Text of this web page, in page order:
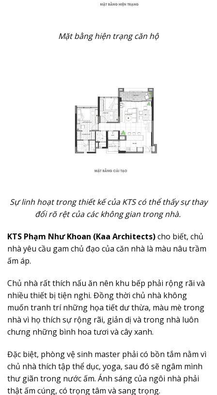
Mặt bằng hiện trạng căn hộ
Sự linh hoạt trong thiết kế của KTS có thể thấy sự thay
đổi rõ rệt của các không gian trong nhà.
KTS Phạm Như Khoan (Kaa Architects)cho biết, chủ
nhà yêu cầu gam chủ đạo của căn nhà là màu nâu trầm
ấm áp.
Chủ nhà rất thích nấu ăn nên khu bếp phải rộng rãi và
nhiều thiết bị tiện nghi. Đồng thời chủ nhà không
muốn tranh trí những họa tiết dư thừa, màu mè trong
nhà vì họ thích sự rộng rãi, giản dị và trong nhà luôn
chưng những bình hoa tươi và cây xanh.
Đặc biệt, phòng vệ sinh master phải có bồn tắm nằm vì
chủ nhà thích tập thể dục, yoga, sau đó sẽ ngâm mình
thư giãn trong nước ấm. Ánh sáng của ngôi nhà phải
thật ấm cúng, có trọng tâm và sang trọng.